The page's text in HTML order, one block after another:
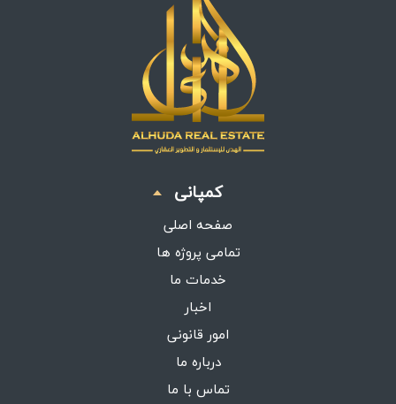
کمپانی
صفحه اصلی
تمامی پروژه ها
خدمات ما
اخبار
امور قانونی
درباره ما
تماس با ما